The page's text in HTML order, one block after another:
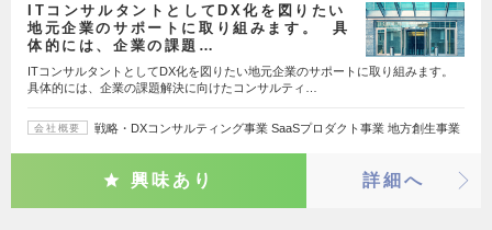
ITコンサルタントとしてDX化を図りたい
地元企業のサポートに取り組みます。 具
体的には、企業の課題…
ITコンサルタントとしてDX化を図りたい地元企業のサポートに取り組みます。
具体的には、企業の課題解決に向けたコンサルティ…
会社概要 戦略・DXコンサルティング事業 SaaSプロダクト事業 地方創生事業
興味あり 詳細へ